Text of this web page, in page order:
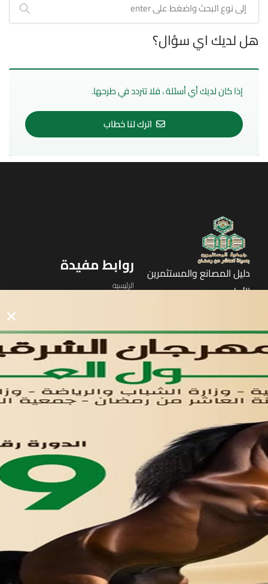
هل لديك اي سؤال؟
إذا كان لديك أي أسئلة ، فلا تتردد في طرحها.
اترك لنا خطاب
دليل المصانع والمستثمرين
الأول
روابط مفيدة
الرئيسيه
لوحه التحكم
اتصل بنا
مدينة العاشر من رمضان
01221020029
055-4494429
055-4494406
055-4494414
info.triaeg@yahoo.com
info@triaeg-guide.com